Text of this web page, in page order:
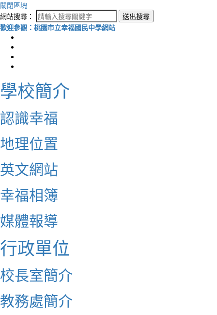
關閉區塊
網站搜尋：
送出搜尋
歡迎參觀：桃園市立幸福國民中學網站
學校簡介
認識幸福
地理位置
英文網站
幸福相簿
媒體報導
行政單位
校長室簡介
教務處簡介